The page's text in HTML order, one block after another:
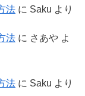
法 に Saku より
法 に さあや よ
法 に Saku より